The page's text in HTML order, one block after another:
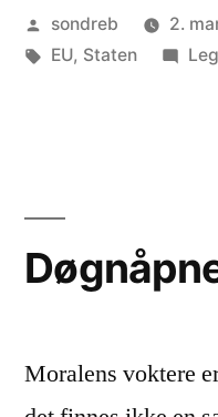
Publisert
av
sondreb 2.
Stikkord:
EU, Staten
Moralens voktere